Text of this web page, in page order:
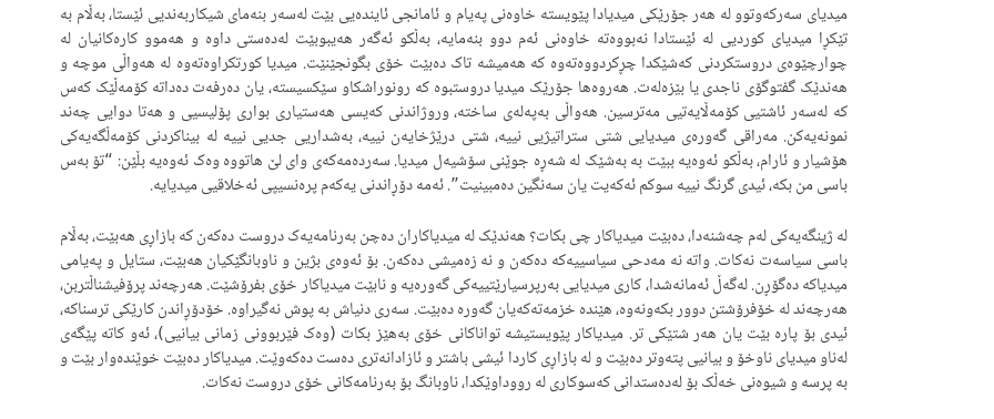
میدیای سەرکەوتوو لە هەر جۆرێکی میدیادا پێویستە خاوەنی پەیام و ئامانجی ئایندەیی بێت لەسەر بنەمای شیکاربەندیی ئێستا، بەڵام بە
تێکڕا میدیای کوردیی لە ئێستادا نەبووەتە خاوەنی ئەم دوو بنەمایە، بەڵکو ئەگەر هەیبوبێت لەدەستی داوە و هەموو کارەکانیان لە
چوارچێوەی دروستکردنی کەشێکدا چڕکردووەتەوە کە هەمیشە تاک دەبێت خۆی بگونجێنێت. میدیا کورتکراوەتەوە لە هەواڵی موچە و
هەندێک گفتوگۆی ناجدی یا بێزەلەت. هەروەها جۆرێک میدیا دروستبوە کە رونوراشکاو سێکسیستە، یان دەرفەت دەداتە کۆمەڵێک کەس
کە لەسەر ئاشتیی کۆمەڵایەتیی مەترسین. هەواڵی بەپەلەی ساختە، وروژاندنی کەیسی هەستیاری بواری پۆلیسیی و هەتا دوایی چەند
نمونەیەکن. مەراقی گەورەی میدیایی شتی ستراتیژیی نییە، شتی درێژخایەن نییە، بەشداریی جدیی نییە لە بیناکردنی کۆمەڵگەیەکی
هۆشیار و ئارام، بەڵکو ئەوەیە ببێت بە بەشێک لە شەڕە جوێنی سۆشیەل میدیا. سەردەمەکەی وای لێ هاتووە وەک ئەوەیە بڵێن: “تۆ بەس
باسی من بکە، ئیدی گرنگ نییە سوکم ئەکەیت یان سەنگین دەمبینیت”. ئەمە دۆڕاندنی یەکەم پرەنسیپی ئەخلاقیی میدیایە.
لە ژینگەیەکی لەم چەشنەدا، دەبێت میدیاکار چی بکات؟ هەندێک لە میدیاکاران دەچن بەرنامەیەک دروست دەکەن کە بازاڕی هەبێت، بەڵام
باسی سیاسەت نەکات. واتە نە مەدحی سیاسییەکە دەکەن و نە زەمیشی دەکەن. بۆ ئەوەی بژین و ناوبانگێکیان هەبێت، ستایل و پەیامی
میدیاکە دەگۆڕن. لەگەڵ ئەمانەشدا، کاری میدیایی بەرپرسیارێتییەکی گەورەیە و نابێت میدیاکار خۆی بفرۆشێت. هەرچەند پرۆفیشناڵتربن،
هەرچەند لە خۆفرۆشتن دوور بکەونەوە، هێندە خزمەتەکەیان گەورە دەبێت. سەری دنیاش بە پوش نەگیراوە. خۆدۆڕاندن کارێکی ترسناکە،
ئیدی بۆ پارە بێت یان هەر شتێکی تر. میدیاکار پێویستیشە تواناکانی خۆی بەهێز بکات (وەک فێربوونی زمانی بیانیی)، ئەو کاتە پێگەی
لەناو میدیای ناوخۆ و بیانیی پتەوتر دەبێت و لە بازاڕی کاردا ئیشی باشتر و ئازادانەتری دەست دەکەوێت. میدیاکار دەبێت خوێندەوار بێت و
بە پرسە و شیوەنی خەڵک بۆ لەدەستدانی کەسوکاری لە رووداوێکدا، ناوبانگ بۆ بەرنامەکانی خۆی دروست نەکات.